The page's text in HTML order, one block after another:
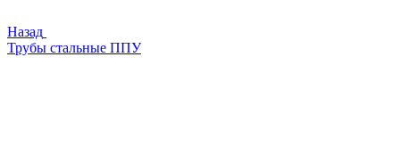
Назад
Трубы стальные ППУ